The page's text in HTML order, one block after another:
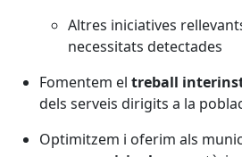
Altres iniciatives
necessitats detectades
Fomentem el treball
dels serveis dirigits a la
Optimitzem i oferim als